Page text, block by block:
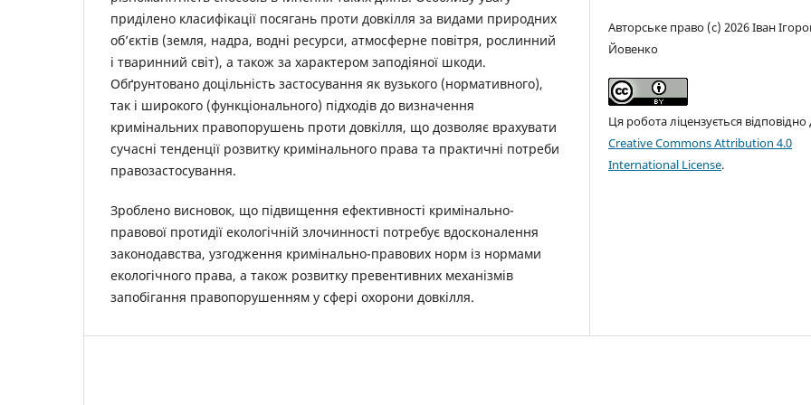
приділено класифікації посягань проти довкілля за видами природних
об’єктів (земля, надра, водні ресурси, атмосферне повітря, рослинний
і тваринний світ), а також за характером заподіяної шкоди.
Обґрунтовано доцільність застосування як вузького (нормативного),
так і широкого (функціонального) підходів до визначення
кримінальних правопорушень проти довкілля, що дозволяє врахувати
сучасні тенденції розвитку кримінального права та практичні потреби
правозастосування.
Зроблено висновок, що підвищення ефективності кримінально-
правової протидії екологічній злочинності потребує вдосконалення
законодавства, узгодження кримінально-правових норм із нормами
екологічного права, а також розвитку превентивних механізмів
запобігання правопорушенням у сфері охорони довкілля.
Авторське право (c) 2026 Іван
Йовенко
Ця робота ліцензується відповідно
Creative Commons Attribution 4.0
International License.